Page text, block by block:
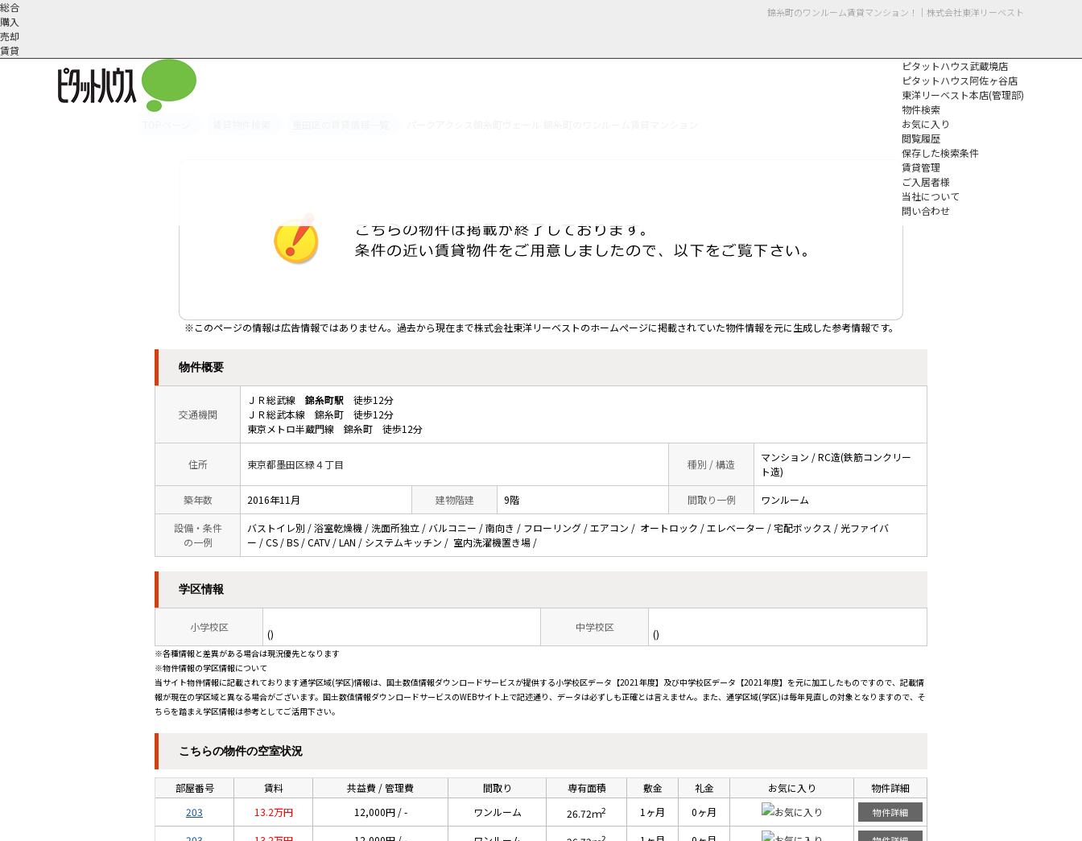
錦糸町のワンルーム賃貸マンション！｜株式会社東洋リーベスト
総合
購入
売却
賃貸
ピタットハウス武蔵境店
ピタットハウス阿佐ヶ谷店
東洋リーベスト本店(管理部)
物件検索
お気に入り
閲覧履歴
保存した検索条件
賃貸管理
ご入居者様
当社について
問い合わせ
※このページの情報は広告情報ではありません。過去から現在まで株式会社東洋リーベストのホームぺージに掲載されていた物件情報を元に生成した参考情報です。
物件概要
交通機関
ＪＲ総武線 錦糸町駅 徒歩12分
ＪＲ総武本線 錦糸町 徒歩12分
東京メトロ半蔵門線 錦糸町 徒歩12分
住所 東京都墨田区緑４丁目 種別 / 構造
マンション / RC造(鉄筋コンクリー
ト造)
築年数 2016年11月 建物階建 9階 間取り一例 ワンルーム
設備・条件
の一例
バストイレ別 / 浴室乾燥機 / 洗面所独立 / バルコニー / 南向き / フローリング / エアコン / オートロック / エレベーター / 宅配ボックス / 光ファイバ
ー / CS / BS / CATV / LAN / システムキッチン / 室内洗濯機置き場 /
学区情報
小学校区
()
中学校区
()
※各種情報と差異がある場合は現況優先となります
※物件情報の学区情報について
当サイト物件情報に記載されております通学区域(学区)情報は、国土数値情報ダウンロードサービスが提供する小学校区データ【2021年度】及び中学校区データ【2021年度】を元に加工したものですので、記載情
報が現在の学区域と異なる場合がございます。国土数値情報ダウンロードサービスのWEBサイト上で記述通り、データは必ずしも正確とは言えません。また、通学区域(学区)は毎年見直しの対象となりますので、そ
ちらを踏まえ学区情報は参考としてご活用下さい。
こちらの物件の空室状況
部屋番号 賃料 共益費 / 管理費 間取り 専有面積 敷金 礼金 お気に入り
物件詳細
203
13.2万円 12,000円 / - ワンルーム 26.72ｍ2 1ヶ月 0ヶ月 物件詳細
2